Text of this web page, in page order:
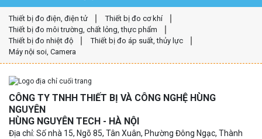
Thiết bị đo điện, điện tử
Thiết bị đo cơ khí
Thiết bị đo môi trường, chất lỏng, thực phẩm
Thiết bị đo nhiệt độ
Thiết bị đo áp suất, thủy lực
Máy nội soi, Camera
CÔNG TY TNHH THIẾT BỊ VÀ CÔNG NGHỆ HÙNG
NGUYÊN
HÙNG NGUYÊN TECH - HÀ NỘI
Địa chỉ: Số nhà 15, Ngõ 85, Tân Xuân, Phường Đông Ngạc, Thành